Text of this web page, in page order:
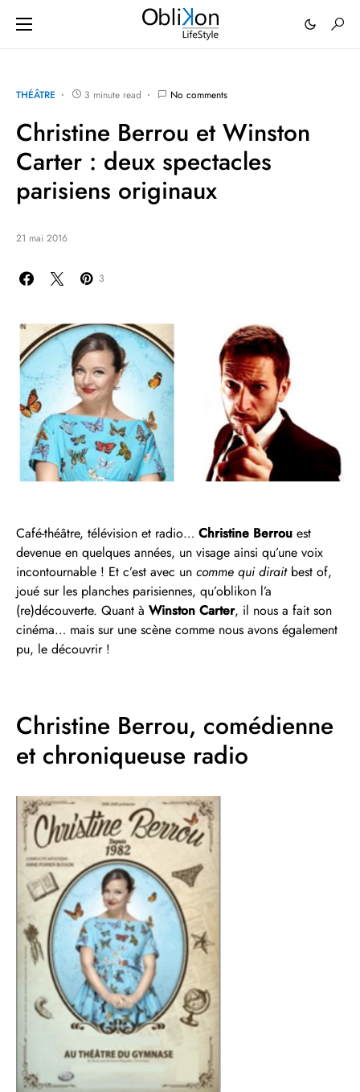
THÉÂTRE 3 minute read No comments
Christine Berrou et Winston
Carter : deux spectacles
parisiens originaux
21 mai 2016
3
Café-théâtre, télévision et radio… Christine Berrou est
devenue en quelques années, un visage ainsi qu’une voix
incontournable ! Et c’est avec un comme qui dirait best of,
joué sur les planches parisiennes, qu’oblikon l’a
(re)découverte. Quant à Winston Carter, il nous a fait son
cinéma… mais sur une scène comme nous avons également
pu, le découvrir !
Christine Berrou, comédienne
et chroniqueuse radio